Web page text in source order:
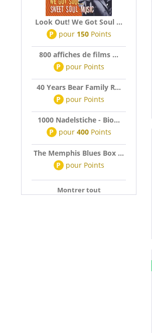
Look Out! We Got Soul ...
P pour 150Points
800 affiches de films ...
P pour Points
40 Years Bear Family R...
P pour Points
1000 Nadelstiche - Bio...
P pour 400Points
The Memphis Blues Box ...
P pour Points
Montrer tout